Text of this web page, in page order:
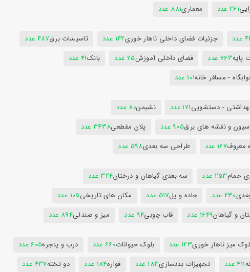
261 عدد معماری881 عدد
جزئیات فضای داخلی ناهار خوری142 عدد تاسیسات برق487 عدد
پایه763 عدد فضای داخلی آموزش25 عدد بانک41 عدد
- مسافر خانه101 عدد
- دستشویی171 عدد نشیمن80 عدد
و نقشه های برق905 عدد پلان مقطعی3438 عدد
معروف167 عدد طراحی سه بعدی598 عدد
حمام253 عدد سه بعدی گیاهان و درختان324 عدد
230 عدد جاده و پل517 عدد مکان های تاریخی105 عدد
و گیاهان1649 عدد قاب چوبی94 عدد میز و صندلی894 عدد
میز ناهار خوری123 عدد بلوک حیوانات660 عدد درب و پنجره605 عدد
411 عدد تجهیزات بدنسازی183 عدد فواره184 عدد دو تخته437 عدد